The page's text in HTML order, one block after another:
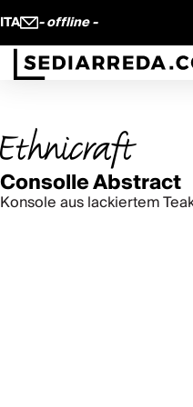
ITA - offline -
Consolle Abstract
Konsole aus lackiertem